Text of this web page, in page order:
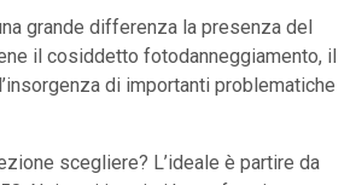
grande differenza la presenza del
il cosiddetto fotodanneggiamento, il
di importanti problematiche
scegliere? L’ideale è partire da